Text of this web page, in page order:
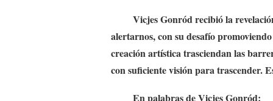
Vicjes Gonród recibió la
alertarnos, con su desafío
creación artística trasciendan las
con suficiente visión para trascender.
En palabras de Vicjes Gonród: